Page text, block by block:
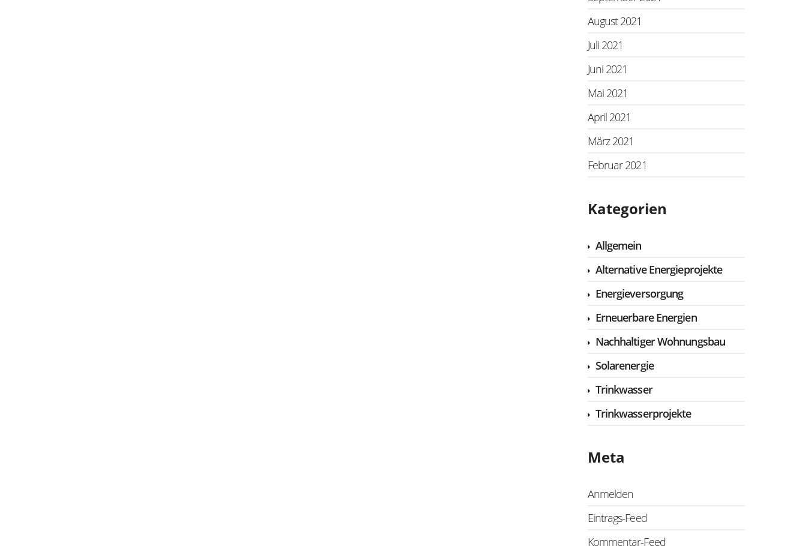
August 2021
Juli 2021
Juni 2021
Mai 2021
April 2021
März 2021
Februar 2021
Kategorien
Allgemein
Alternative Energieprojekte
Energieversorgung
Erneuerbare Energien
Nachhaltiger Wohnungsbau
Solarenergie
Trinkwasser
Trinkwasserprojekte
Meta
Anmelden
Eintrags-Feed
Kommentar-Feed